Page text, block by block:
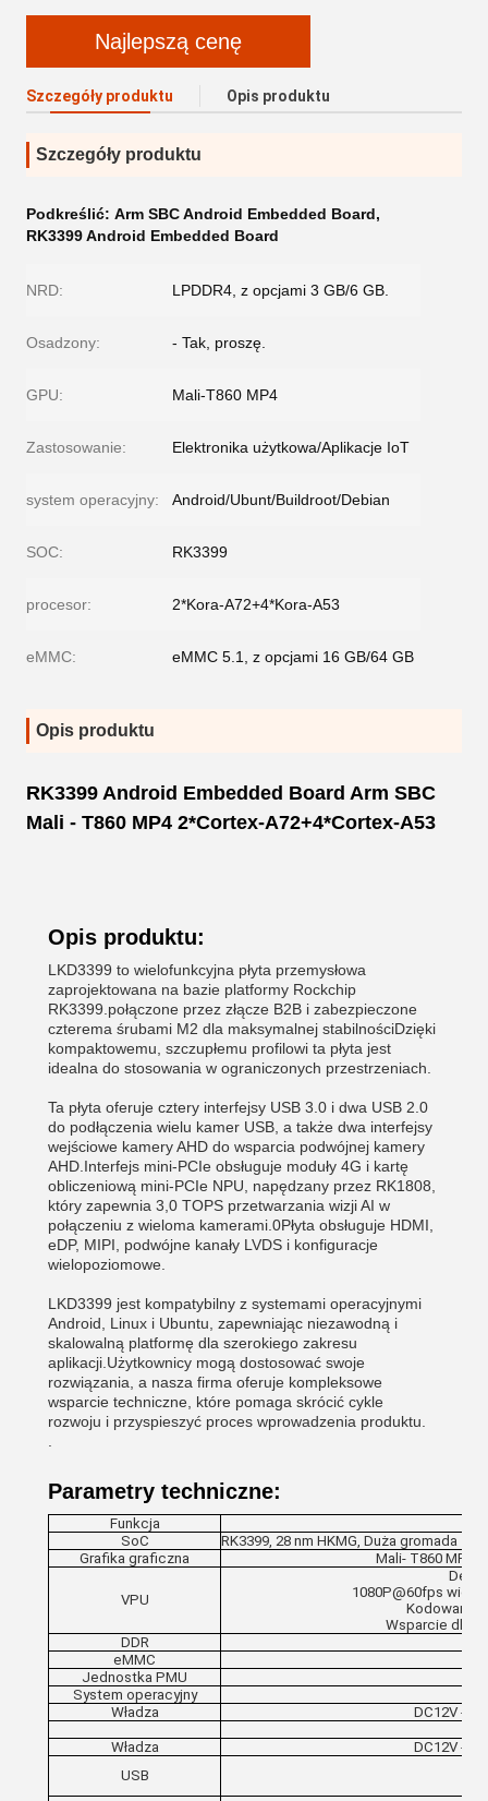
Najlepszą cenę
Szczegóły produktu Opis produktu
Szczegóły produktu
Podkreślić: Arm SBC Android Embedded Board,
RK3399 Android Embedded Board
NRD: LPDDR4, z opcjami 3 GB/6 GB.
Osadzony: - Tak, proszę.
GPU: Mali-T860 MP4
Zastosowanie: Elektronika użytkowa/Aplikacje IoT
system operacyjny: Android/Ubunt/Buildroot/Debian
SOC: RK3399
procesor: 2*Kora-A72+4*Kora-A53
eMMC: eMMC 5.1, z opcjami 16 GB/64 GB
Opis produktu
RK3399 Android Embedded Board Arm SBC
Mali - T860 MP4 2*Cortex-A72+4*Cortex-A53
Opis produktu:
LKD3399 to wielofunkcyjna płyta przemysłowa
zaprojektowana na bazie platformy Rockchip
RK3399.połączone przez złącze B2B i zabezpieczone
czterema śrubami M2 dla maksymalnej stabilnościDzięki
kompaktowemu, szczupłemu profilowi ta płyta jest
idealna do stosowania w ograniczonych przestrzeniach.
Ta płyta oferuje cztery interfejsy USB 3.0 i dwa USB 2.0
do podłączenia wielu kamer USB, a także dwa interfejsy
wejściowe kamery AHD do wsparcia podwójnej kamery
AHD.Interfejs mini-PCIe obsługuje moduły 4G i kartę
obliczeniową mini-PCIe NPU, napędzany przez RK1808,
który zapewnia 3,0 TOPS przetwarzania wizji AI w
połączeniu z wieloma kamerami.0Płyta obsługuje HDMI,
eDP, MIPI, podwójne kanały LVDS i konfiguracje
wielopoziomowe.
LKD3399 jest kompatybilny z systemami operacyjnymi
Android, Linux i Ubuntu, zapewniając niezawodną i
skalowalną platformę dla szerokiego zakresu
aplikacji.Użytkownicy mogą dostosować swoje
rozwiązania, a nasza firma oferuje kompleksowe
wsparcie techniczne, które pomaga skrócić cykle
rozwoju i przyspieszyć proces wprowadzenia produktu.
Parametry techniczne:
Funkcja
SoC
RK3399, 28 nm HKMG, Duża gromada z
Grafika graficzna
Mali- T860 MP4,
VPU
1080P@60fps
Kodowanie
Wsparcie dla
DDR
eMMC
Jednostka PMU
System operacyjny
Władza
DC12V -
Władza
DC12V -
USB